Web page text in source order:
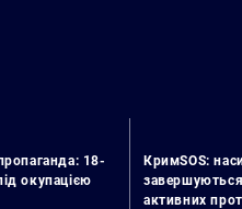
18-
окупацією
КримSOS:
активних